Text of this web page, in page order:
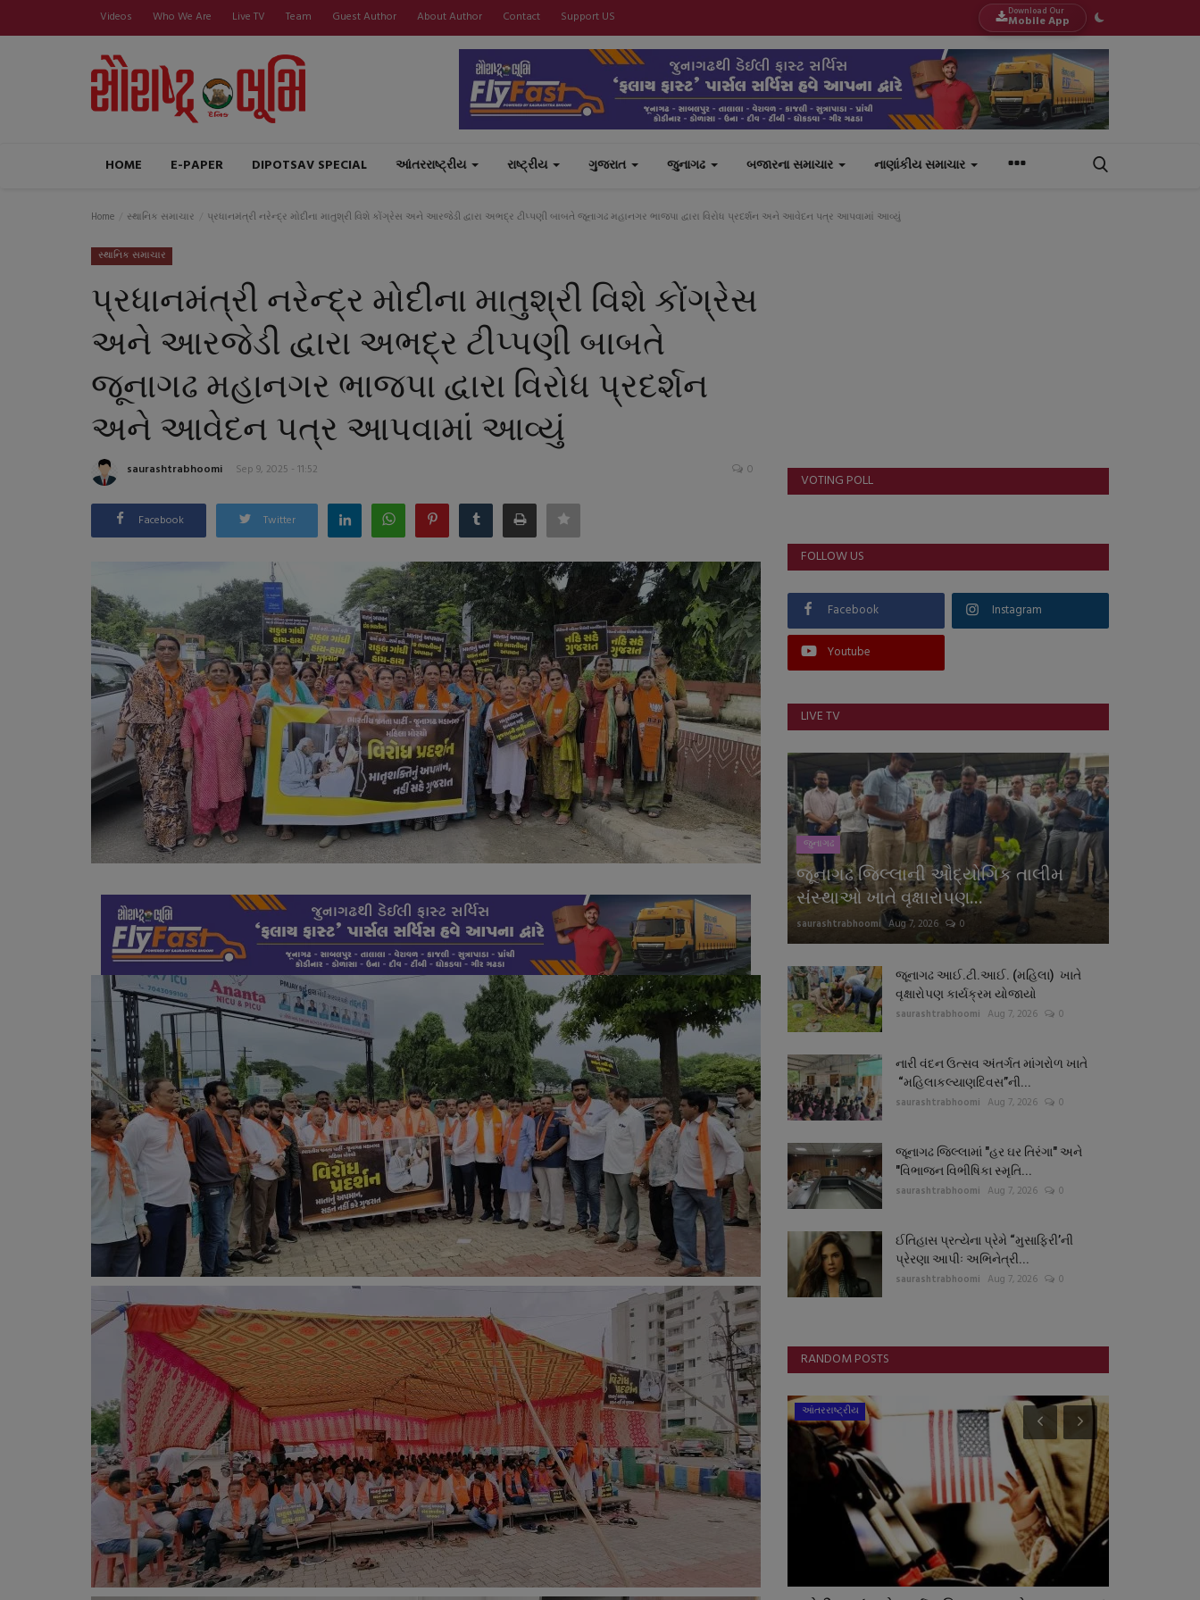
Videos Who We Are Live TV Team Guest Author About Author Contact Support US Download Our
Mobile App
HOME E-PAPER DIPOTSAV SPECIAL આંતરરાષ્ટ્રીય રાષ્ટ્રીય ગુજરાત જુનાગઢ બજારના સમાચાર નાણાંકીય સમાચાર
Home સ્થાનિક સમાચાર પ્રધાનમંત્રી નરેન્દ્ર મોદીના માતુશ્રી વિશે કોંગ્રેસ અને આરજેડી દ્વારા અભદ્ર ટીપ્પણી બાબતે જૂનાગઢ મહાનગર ભાજપા દ્વારા વિરોધ પ્રદર્શન અને આવેદન પત્ર આપવામાં આવ્યું
સ્થાનિક સમાચાર
પ્રધાનમંત્રી નરેન્દ્ર મોદીના માતુશ્રી વિશે કોંગ્રેસ
અને આરજેડી દ્વારા અભદ્ર ટીપ્પણી બાબતે
જૂનાગઢ મહાનગર ભાજપા દ્વારા વિરોધ પ્રદર્શન
અને આવેદન પત્ર આપવામાં આવ્યું
saurashtrabhoomi Sep 9, 2025 - 11:52 0
Facebook Twitter
VOTING POLL
FOLLOW US
Facebook Instagram
Youtube
LIVE TV
જુનાગઢ
જૂનાગઢ જિલ્લાની ઔદ્યોગિક તાલીમ
સંસ્થાઓ ખાતે વૃક્ષારોપણ...
saurashtrabhoomi Aug 7, 2026 0
જૂનાગઢ આઈ.ટી.આઈ. (મહિલા) ખાતે
વૃક્ષારોપણ કાર્યક્રમ યોજાયો
saurashtrabhoomi Aug 7, 2026 0
નારી વંદન ઉત્સવ અંતર્ગત માંગરોળ ખાતે
“મહિલાકલ્યાણદિવસ”ની...
saurashtrabhoomi Aug 7, 2026 0
જૂનાગઢ જિલ્લામાં "હર ઘર તિરંગા" અને
"વિભાજન વિભીષિકા સ્મૃતિ...
saurashtrabhoomi Aug 7, 2026 0
ઈતિહાસ પ્રત્યેના પ્રેમે “મુસાફિરી’ની
પ્રેરણા આપીઃ અભિનેત્રી...
saurashtrabhoomi Aug 7, 2026 0
RANDOM POSTS
સ્વાસ્થ્ય ગુનાખોરી આંતરરાષ્ટ્રીય